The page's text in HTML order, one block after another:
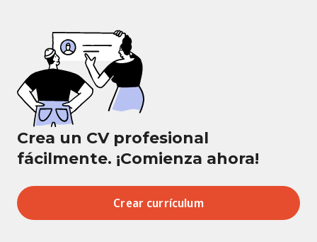
Crea un CV profesional
fácilmente. ¡Comienza ahora!
Crear currículum